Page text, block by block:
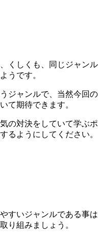
くしくも、同じジャンル
うです。
ジャンルで、当然今回の
て期待できます。
の対決をしていて学ぶポ
るようにしてください。
すいジャンルである事は
り組みましょう。